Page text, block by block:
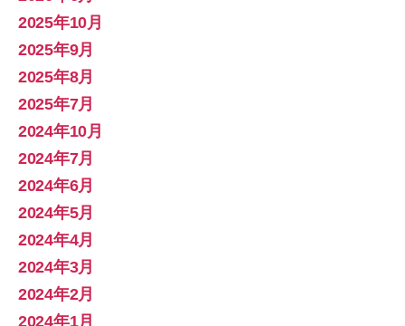
2025年10月
2025年9月
2025年8月
2025年7月
2024年10月
2024年7月
2024年6月
2024年5月
2024年4月
2024年3月
2024年2月
2024年1月